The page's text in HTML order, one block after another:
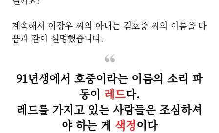
계속해서 이장우 씨의 아내는 김호중 씨의 이름을 다
음과 같이 설명했습니다.
91년생에서 호중이라는 이름의 소리 파
동이 레드다.
레드를 가지고 있는 사람들은 조심하셔
야 하는 게 색정이다